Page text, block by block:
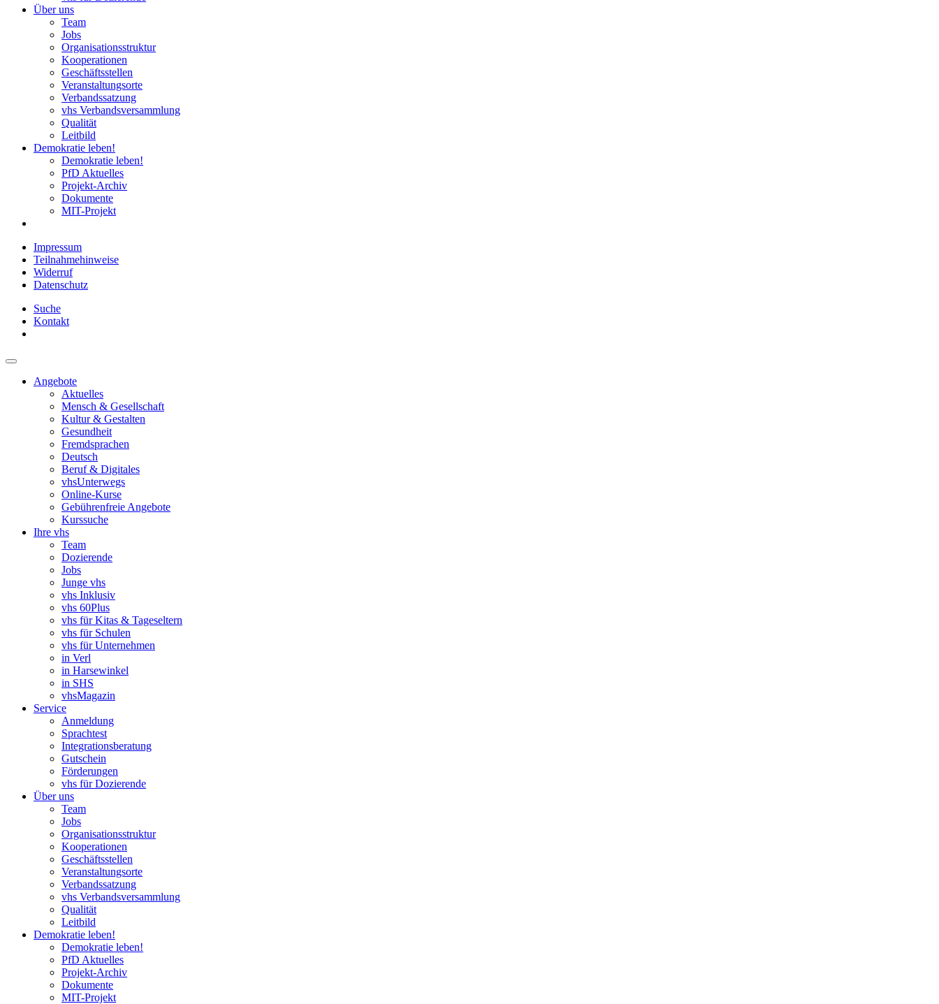
Über uns
Team
Jobs
Organisationsstruktur
Kooperationen
Geschäftsstellen
Veranstaltungsorte
Verbandssatzung
vhs Verbandsversammlung
Qualität
Leitbild
Demokratie leben!
Demokratie leben!
PfD Aktuelles
Projekt-Archiv
Dokumente
MIT-Projekt
Impressum
Teilnahmehinweise
Widerruf
Datenschutz
Suche
Kontakt
Angebote
Aktuelles
Mensch & Gesellschaft
Kultur & Gestalten
Gesundheit
Fremdsprachen
Deutsch
Beruf & Digitales
vhsUnterwegs
Online-Kurse
Gebührenfreie Angebote
Kurssuche
Ihre vhs
Team
Dozierende
Jobs
Junge vhs
vhs Inklusiv
vhs 60Plus
vhs für Kitas & Tageseltern
vhs für Schulen
vhs für Unternehmen
in Verl
in Harsewinkel
in SHS
vhsMagazin
Service
Anmeldung
Sprachtest
Integrationsberatung
Gutschein
Förderungen
vhs für Dozierende
Über uns
Team
Jobs
Organisationsstruktur
Kooperationen
Geschäftsstellen
Veranstaltungsorte
Verbandssatzung
vhs Verbandsversammlung
Qualität
Leitbild
Demokratie leben!
Demokratie leben!
PfD Aktuelles
Projekt-Archiv
Dokumente
MIT-Projekt